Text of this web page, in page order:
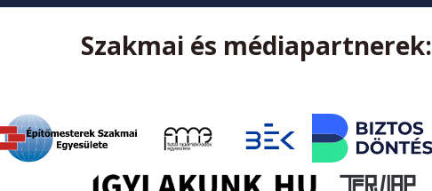
Szakmai és médiapartnerek: